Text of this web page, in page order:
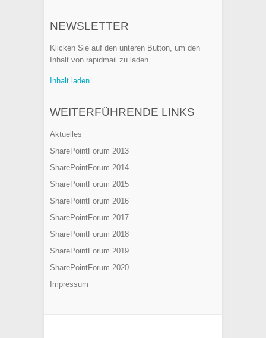
NEWSLETTER
Klicken Sie auf den unteren Button, um den
Inhalt von rapidmail zu laden.
Inhalt laden
WEITERFÜHRENDE LINKS
Aktuelles
SharePointForum 2013
SharePointForum 2014
SharePointForum 2015
SharePointForum 2016
SharePointForum 2017
SharePointForum 2018
SharePointForum 2019
SharePointForum 2020
Impressum